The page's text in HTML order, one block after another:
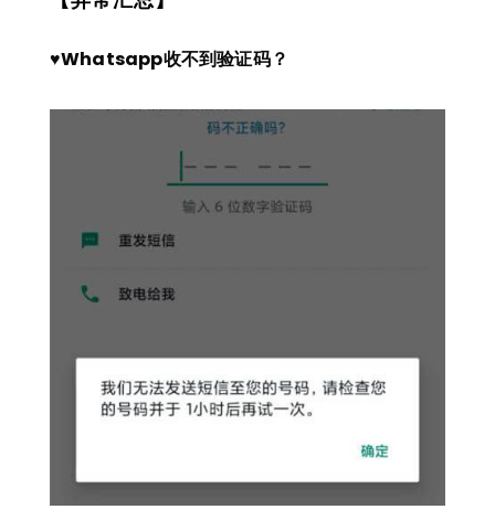
♥Whatsapp收不到验证码？